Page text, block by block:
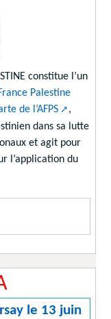
constitue l’un
Palestine
de l’AFPS
,
dans sa lutte
et agit pour
l’application du
le 13 juin